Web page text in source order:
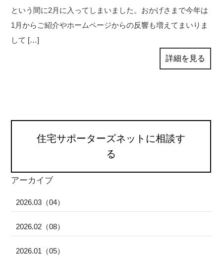
という間に2月に入ってしまいました。おかげさまで今年は
1月からご紹介やホームページからの反響も増えてまいりま
して […]
詳細を見る
住宅サポーターズネットに相談す
る
アーカイブ
2026.03（04）
2026.02（08）
2026.01（05）